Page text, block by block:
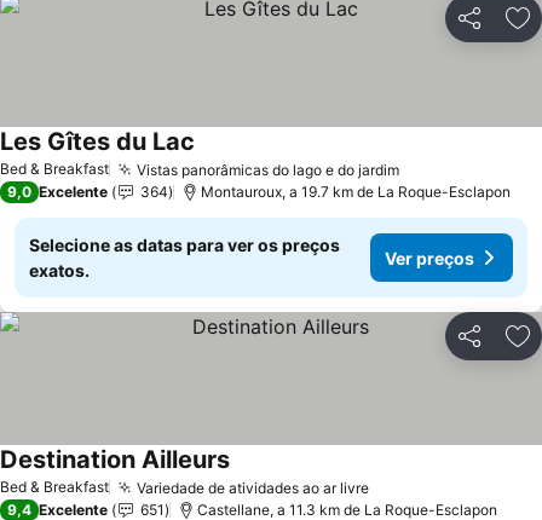
Partilhar
Bed & Breakfast Vistas panorâmicas do lago e do jardimVer preços
Les Gîtes du Lac
9,0 Excelente 364 Montauroux, a 19.7 km de La Roque-Esclapon
Selecione as datas para ver os preços
exatos.
Ver preços
Partilhar
Bed & Breakfast Variedade de atividades ao ar livreVer preços
Destination AilleursVer preços
9,4 Excelente 651 Castellane, a 11.3 km de La Roque-Esclapon